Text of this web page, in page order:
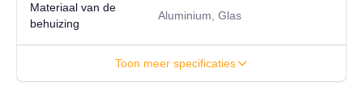
Materiaal van de
behuizing
Aluminium, Glas
Toon meer specificaties